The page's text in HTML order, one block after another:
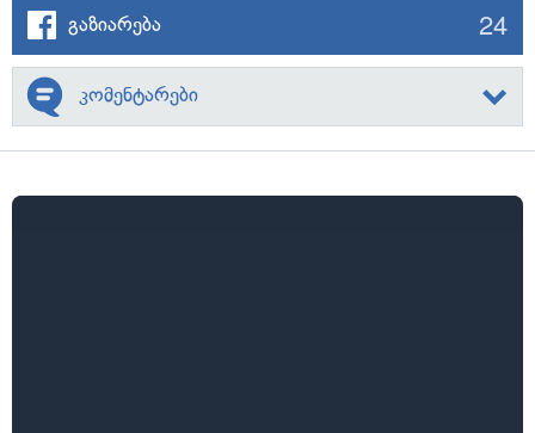
გაზიარება 24
კომენტარები